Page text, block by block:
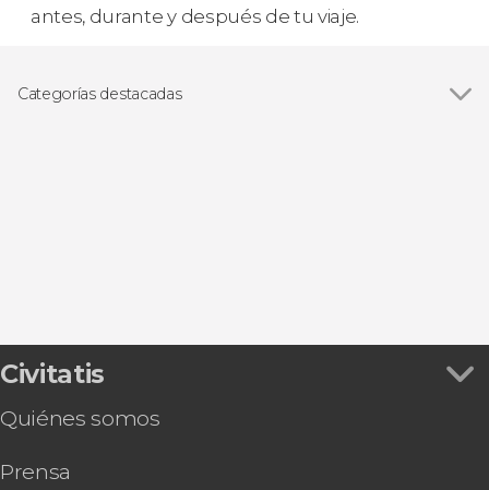
antes, durante y después de tu viaje.
Categorías destacadas
Civitatis
Quiénes somos
Prensa